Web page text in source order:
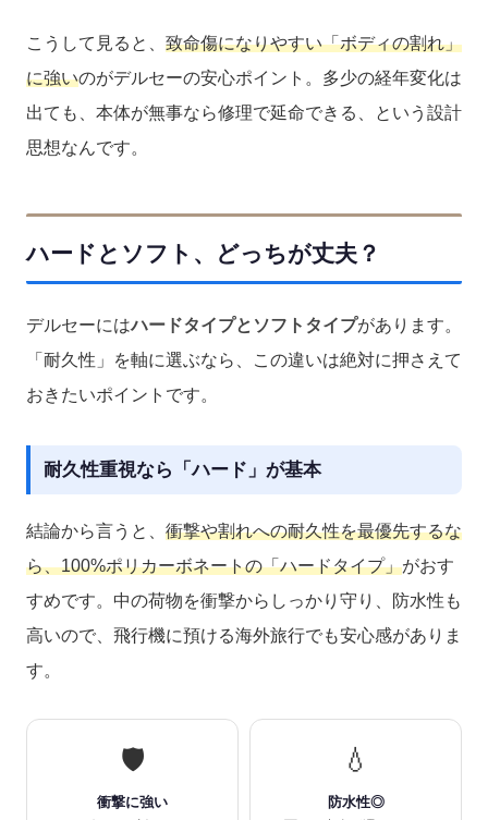
こうして見ると、 致命傷になりやすい「ボディの割れ」
に強いのがデルセーの安心ポイント。多少の経年変化は
出ても、本体が無事なら修理で延命できる、という設計
思想なんです。
ハードとソフト、どっちが丈夫？
デルセーにはハードタイプとソフトタイプがあります。
「耐久性」を軸に選ぶなら、この違いは絶対に押さえて
おきたいポイントです。
耐久性重視なら「ハード」が基本
結論から言うと、 衝撃や割れへの耐久性を最優先するな
ら、100%ポリカーボネートの「ハードタイプ」がおす
すめです。中の荷物を衝撃からしっかり守り、防水性も
高いので、飛行機に預ける海外旅行でも安心感がありま
す。
🛡️
衝撃に強い
💧
防水性◎